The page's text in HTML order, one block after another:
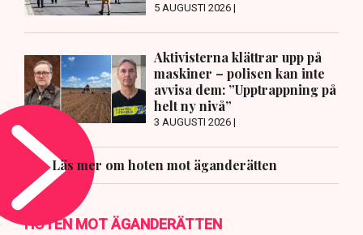
5 AUGUSTI 2026 |
Aktivisterna klättrar upp på
maskiner – polisen kan inte
avvisa dem: ”Upptrappning på
helt ny nivå”
3 AUGUSTI 2026 |
Läs mer om hoten mot äganderätten
HOTEN MOT ÄGANDERÄTTEN